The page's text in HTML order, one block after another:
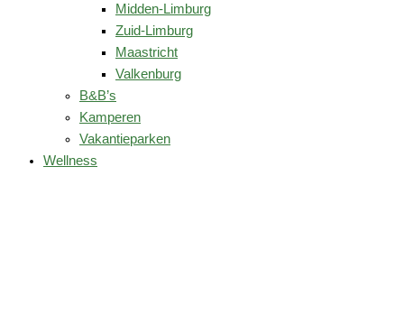
Midden-Limburg
Zuid-Limburg
Maastricht
Valkenburg
B&B’s
Kamperen
Vakantieparken
Wellness